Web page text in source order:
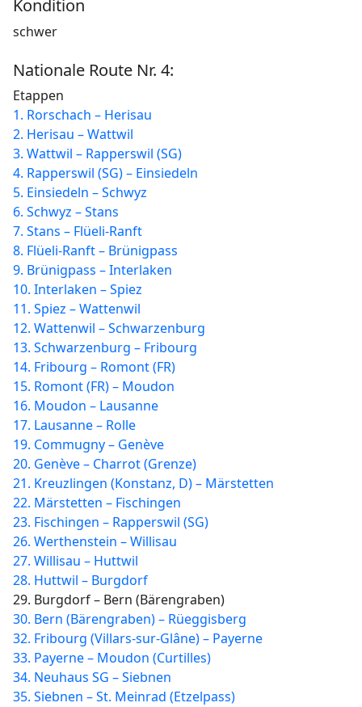
Kondition
schwer
Nationale Route Nr. 4:
Etappen
1. Rorschach – Herisau
2. Herisau – Wattwil
3. Wattwil – Rapperswil (SG)
4. Rapperswil (SG) – Einsiedeln
5. Einsiedeln – Schwyz
6. Schwyz – Stans
7. Stans – Flüeli-Ranft
8. Flüeli-Ranft – Brünigpass
9. Brünigpass – Interlaken
10. Interlaken – Spiez
11. Spiez – Wattenwil
12. Wattenwil – Schwarzenburg
13. Schwarzenburg – Fribourg
14. Fribourg – Romont (FR)
15. Romont (FR) – Moudon
16. Moudon – Lausanne
17. Lausanne – Rolle
19. Commugny – Genève
20. Genève – Charrot (Grenze)
21. Kreuzlingen (Konstanz, D) – Märstetten
22. Märstetten – Fischingen
23. Fischingen – Rapperswil (SG)
26. Werthenstein – Willisau
27. Willisau – Huttwil
28. Huttwil – Burgdorf
29. Burgdorf – Bern (Bärengraben)
30. Bern (Bärengraben) – Rüeggisberg
32. Fribourg (Villars-sur-Glâne) – Payerne
33. Payerne – Moudon (Curtilles)
34. Neuhaus SG – Siebnen
35. Siebnen – St. Meinrad (Etzelpass)